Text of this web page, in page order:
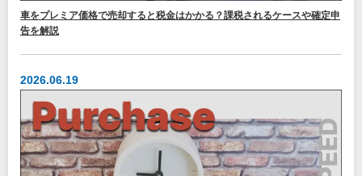
車をプレミア価格で売却すると税金はかかる？課税されるケースや確定申
告を解説
2026.06.19